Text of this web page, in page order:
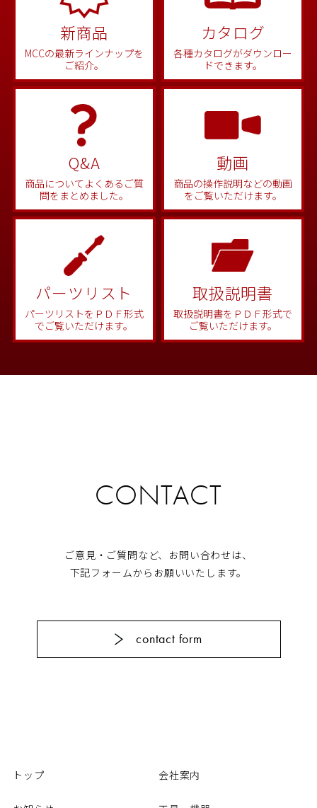
新商品
MCCの最新ラインナップを
ご紹介。
カタログ
各種カタログがダウンロー
ドできます。
Q&A
商品についてよくあるご質
問をまとめました。
動画
商品の操作説明などの動画
をご覧いただけます。
パーツリスト
パーツリストをＰＤＦ形式
でご覧いただけます。
取扱説明書
取扱説明書をＰＤＦ形式で
ご覧いただけます。
CONTACT
ご意見・ご質問など、お問い合わせは、
下記フォームからお願いいたします。
contact form
トップ 会社案内